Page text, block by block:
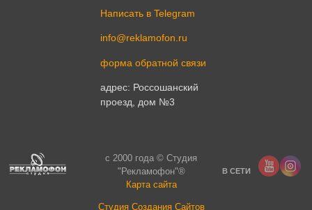
Написать в Telegram
info@reklamofon.ru
форма обратной связи
адрес: Россошанский
проезд, дом №3
c 2000 года © Студия
"Рекламофон"®
Карта сайта
Cтудия Создания Сайтов
В СЕТИ